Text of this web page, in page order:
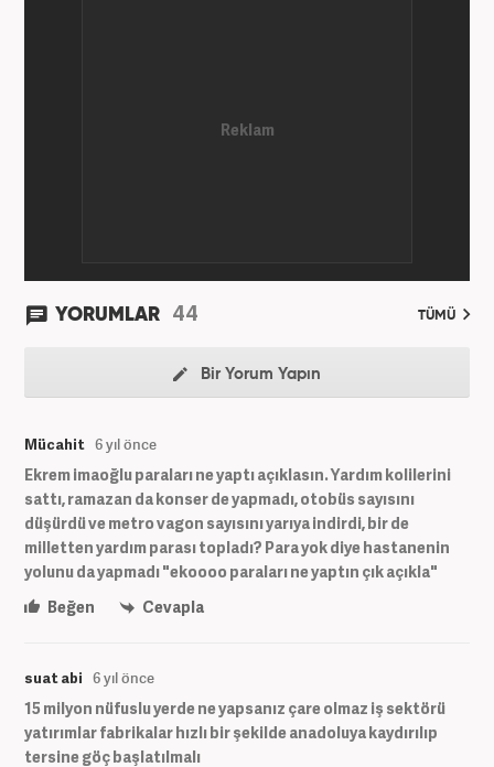
YORUMLAR 44 TÜMÜ
Bir Yorum Yapın
Mücahit 6 yıl önce
Ekrem imaoğlu paraları ne yaptı açıklasın. Yardım kolilerini
sattı, ramazan da konser de yapmadı, otobüs sayısını
düşürdü ve metro vagon sayısını yarıya indirdi, bir de
milletten yardım parası topladı? Para yok diye hastanenin
yolunu da yapmadı "ekoooo paraları ne yaptın çık açıkla"
Beğen
Cevapla
suat abi 6 yıl önce
15 milyon nüfuslu yerde ne yapsanız çare olmaz iş sektörü
yatırımlar fabrikalar hızlı bir şekilde anadoluya kaydırılıp
tersine göç başlatılmalı